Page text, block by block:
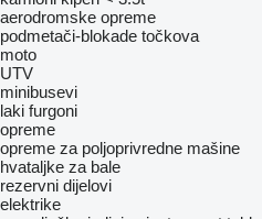
aerodromske opreme
podmetači-blokade točkova
moto
UTV
minibusevi
laki furgoni
opreme
opreme za poljoprivredne mašine
hvataljke za bale
rezervni dijelovi
elektrike